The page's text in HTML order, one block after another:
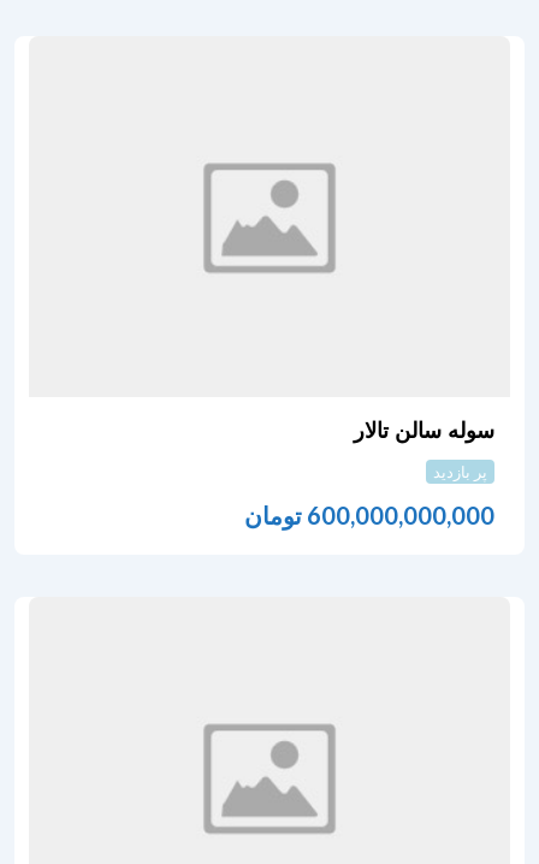
سوله سالن تالار
پر بازدید
600,000,000,000 تومان